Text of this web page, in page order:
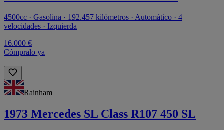
4500cc · Gasolina · 192.457 kilómetros · Automático · 4
velocidades · Izquierda
16.000 €
Cómpralo ya
Rainham
1973 Mercedes SL Class R107 450 SL